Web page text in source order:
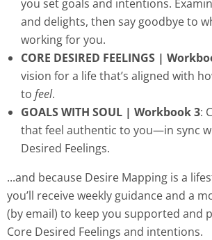
you set goals and intentions.
and delights, then say goodbye to
working for you.
CORE DESIRED FEELINGS |
vision for a life that’s aligned with
to feel.
GOALS WITH SOUL | Workbook 3:
that feel authentic to you—in sync
Desired Feelings.
...and because Desire Mapping is a
you’ll receive weekly guidance and a
(by email) to keep you supported and
Core Desired Feelings and intentions.